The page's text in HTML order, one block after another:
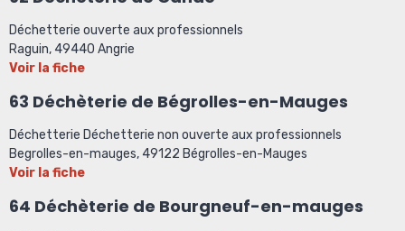
Déchetterie ouverte aux professionnels
Raguin, 49440 Angrie
Voir la fiche
63 Déchèterie de Bégrolles-en-Mauges
Déchetterie Déchetterie non ouverte aux professionnels
Begrolles-en-mauges, 49122 Bégrolles-en-Mauges
Voir la fiche
64 Déchèterie de Bourgneuf-en-mauges